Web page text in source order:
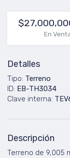
En
Detalles
Tipo: Terreno
ID: EB-TH3034
Clave interna:
Descripción
Terreno de 9,005